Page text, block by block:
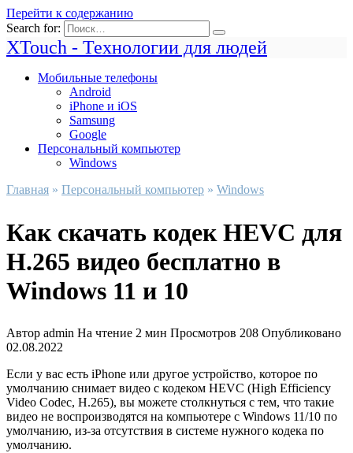
Перейти к содержанию
Search for:
XTouch - Технологии для людей
Мобильные телефоны
Android
iPhone и iOS
Samsung
Google
Персональный компьютер
Windows
Главная » Персональный компьютер » Windows
Как скачать кодек HEVC для
H.265 видео бесплатно в
Windows 11 и 10
Автор admin На чтение 2 мин Просмотров 208 Опубликовано
02.08.2022
Если у вас есть iPhone или другое устройство, которое по
умолчанию снимает видео с кодеком HEVC (High Efficiency
Video Codec, H.265), вы можете столкнуться с тем, что такие
видео не воспроизводятся на компьютере с Windows 11/10 по
умолчанию, из-за отсутствия в системе нужного кодека по
умолчанию.